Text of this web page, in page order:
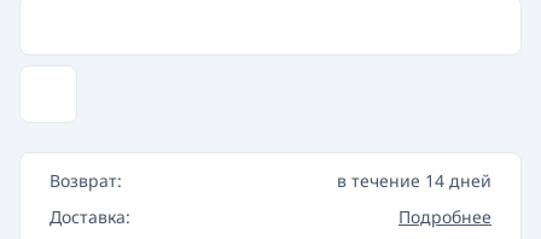
Возврат:
в течение 14 дней
Доставка:
Подробнее